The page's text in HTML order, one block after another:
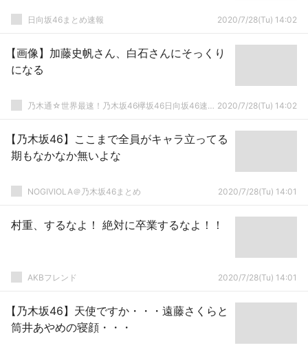
日向坂46まとめ速報 2020/7/28(Tu) 14:02
【画像】加藤史帆さん、白石さんにそっくり
になる
乃木通☆世界最速！乃木坂46欅坂46日向坂46速報まとめ 2020/7/28(Tu) 14:02
【乃木坂46】ここまで全員がキャラ立ってる
期もなかなか無いよな
NOGIVIOLA＠乃木坂46まとめ 2020/7/28(Tu) 14:01
村重、するなよ！ 絶対に卒業するなよ！！
AKBフレンド 2020/7/28(Tu) 14:01
【乃木坂46】天使ですか・・・遠藤さくらと
筒井あやめの寝顔・・・